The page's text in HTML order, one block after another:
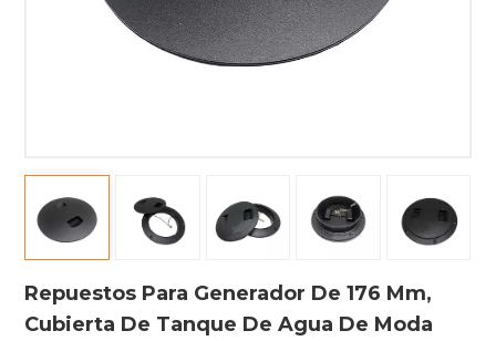
Repuestos Para Generador De 176 Mm,
Cubierta De Tanque De Agua De Moda